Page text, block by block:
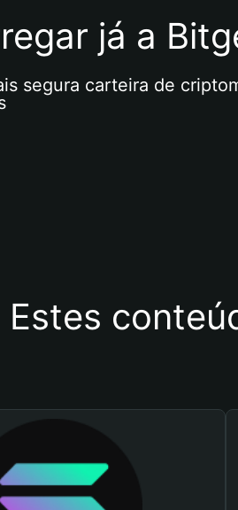
já a
segura carteira de
Estes